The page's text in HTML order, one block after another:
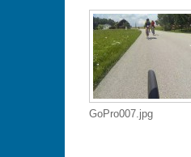
GoPro007.jpg